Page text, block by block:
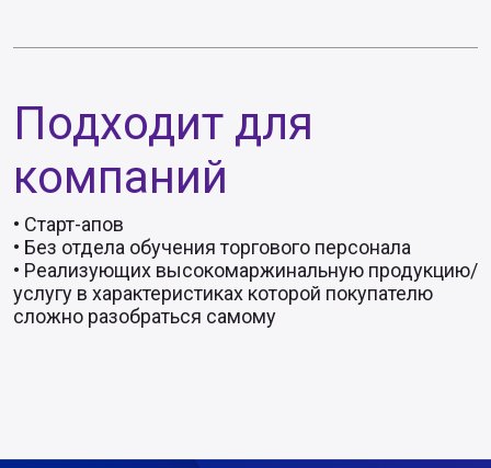
Подходит для
компаний
• Старт-апов
• Без отдела обучения торгового персонала
• Реализующих высокомаржинальную продукцию/
услугу в характеристиках которой покупателю
сложно разобраться самому